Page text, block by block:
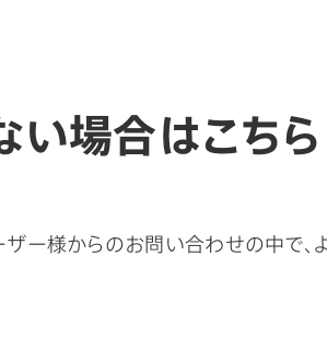
い場合はこちら
ー様からのお問い合わせの中で、